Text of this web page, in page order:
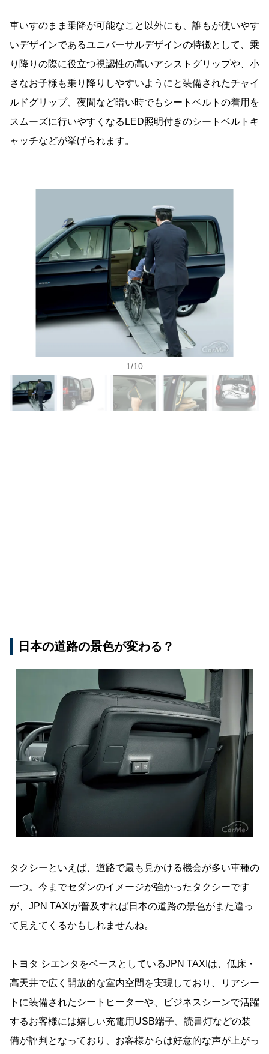
車いすのまま乗降が可能なこと以外にも、誰もが使いやす
いデザインであるユニバーサルデザインの特徴として、乗
り降りの際に役立つ視認性の高いアシストグリップや、小
さなお子様も乗り降りしやすいようにと装備されたチャイ
ルドグリップ、夜間など暗い時でもシートベルトの着用を
スムーズに行いやすくなるLED照明付きのシートベルトキ
ャッチなどが挙げられます。
1/10
日本の道路の景色が変わる？
タクシーといえば、道路で最も見かける機会が多い車種の
一つ。今までセダンのイメージが強かったタクシーです
が、JPN TAXIが普及すれば日本の道路の景色がまた違っ
て見えてくるかもしれませんね。
トヨタ シエンタをベースとしているJPN TAXIは、低床・
高天井で広く開放的な室内空間を実現しており、リアシー
トに装備されたシートヒーターや、ビジネスシーンで活躍
するお客様には嬉しい充電用USB端子、読書灯などの装
備が評判となっており、お客様からは好意的な声が上がっ